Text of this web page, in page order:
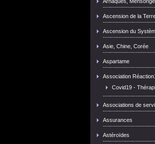
Ascension de la
Ascension du
Asie, Chine, Corée
Aspartame
Association
Covid19 -
Associations de
Assurances
Astéroïdes